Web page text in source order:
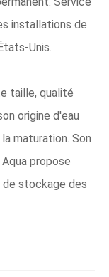
installations de
Unis.
taille, qualité
origine d'eau
maturation. Son
propose
stockage des